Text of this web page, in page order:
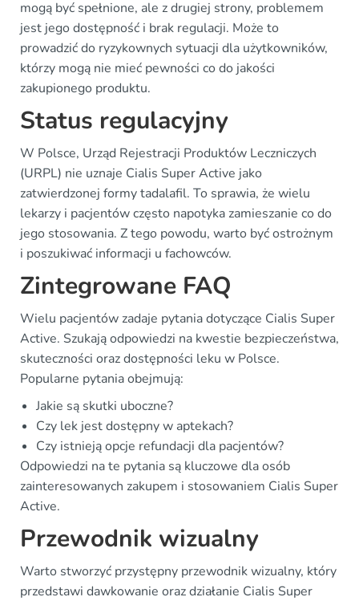
mogą być spełnione, ale z drugiej strony, problemem
jest jego dostępność i brak regulacji. Może to
prowadzić do ryzykownych sytuacji dla użytkowników,
którzy mogą nie mieć pewności co do jakości
zakupionego produktu.
Status regulacyjny
W Polsce, Urząd Rejestracji Produktów Leczniczych
(URPL) nie uznaje Cialis Super Active jako
zatwierdzonej formy tadalafil. To sprawia, że wielu
lekarzy i pacjentów często napotyka zamieszanie co do
jego stosowania. Z tego powodu, warto być ostrożnym
i poszukiwać informacji u fachowców.
Zintegrowane FAQ
Wielu pacjentów zadaje pytania dotyczące Cialis Super
Active. Szukają odpowiedzi na kwestie bezpieczeństwa,
skuteczności oraz dostępności leku w Polsce.
Popularne pytania obejmują:
Jakie są skutki uboczne?
Czy lek jest dostępny w aptekach?
Czy istnieją opcje refundacji dla pacjentów?
Odpowiedzi na te pytania są kluczowe dla osób
zainteresowanych zakupem i stosowaniem Cialis Super
Active.
Przewodnik wizualny
Warto stworzyć przystępny przewodnik wizualny, który
przedstawi dawkowanie oraz działanie Cialis Super